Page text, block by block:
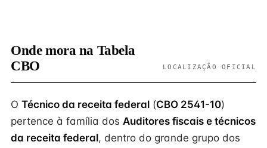
Onde mora na Tabela
CBO
LOCALIZAÇÃO OFICIAL
O Técnico da receita federal (CBO 2541-10)
pertence à família dos Auditores fiscais e técnicos
da receita federal, dentro do grande grupo dos